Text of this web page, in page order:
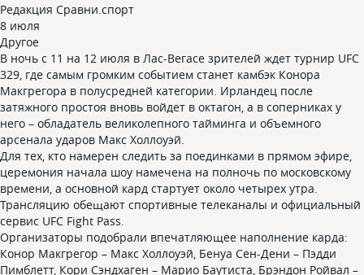
Редакция Сравни.спорт
8 июля
Другое
В ночь с 11 на 12 июля в Лас-Вегасе зрителей ждет турнир UFC
329, где самым громким событием станет камбэк Конора
Макгрегора в полусредней категории. Ирландец после
затяжного простоя вновь войдет в октагон, а в соперниках у
него – обладатель великолепного тайминга и объемного
арсенала ударов Макс Холлоуэй.
Для тех, кто намерен следить за поединками в прямом эфире,
церемония начала шоу намечена на полночь по московскому
времени, а основной кард стартует около четырех утра.
Трансляцию обещают спортивные телеканалы и официальный
сервис UFC Fight Pass.
Организаторы подобрали впечатляющее наполнение карда:
Конор Макгрегор – Макс Холлоуэй, Бенуа Сен-Дени – Пэдди
Пимблетт, Кори Сэндхаген – Марио Баутиста, Брэндон Ройвал –